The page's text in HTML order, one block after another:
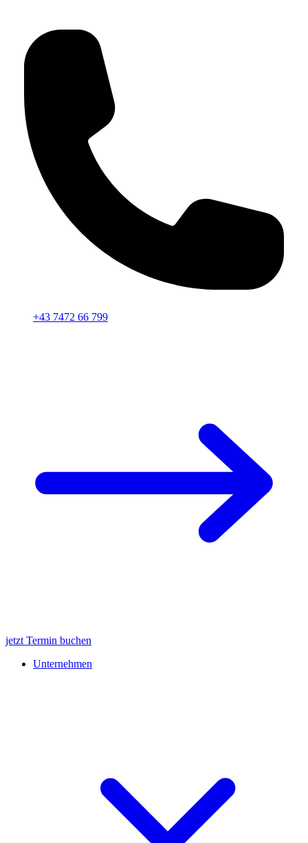
+43 7472 66 799
jetzt Termin buchen
Unternehmen